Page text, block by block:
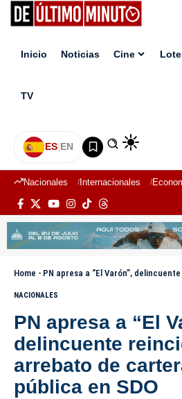
Inicio Noticias Cine
TV
ES|EN
Nacionales Internacionales
Home - PN apresa a “El Varón”, delincuente reincidente en
NACIONALES
PN apresa a “El
delincuente
arrebato de
pública en SDO